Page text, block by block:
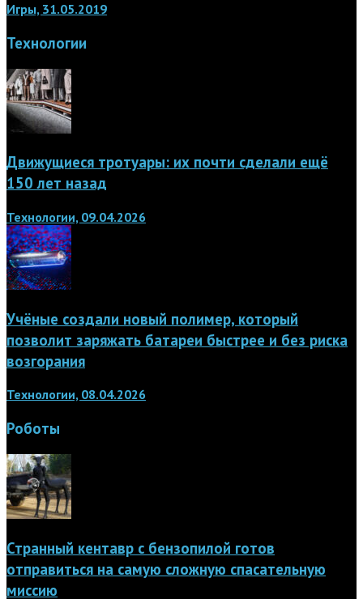
Игры, 31.05.2019
Технологии
Движущиеся тротуары: их почти сделали ещё
150 лет назад
Технологии, 09.04.2026
Учёные создали новый полимер, который
позволит заряжать батареи быстрее и без риска
возгорания
Технологии, 08.04.2026
Роботы
Странный кентавр с бензопилой готов
отправиться на самую сложную спасательную
миссию